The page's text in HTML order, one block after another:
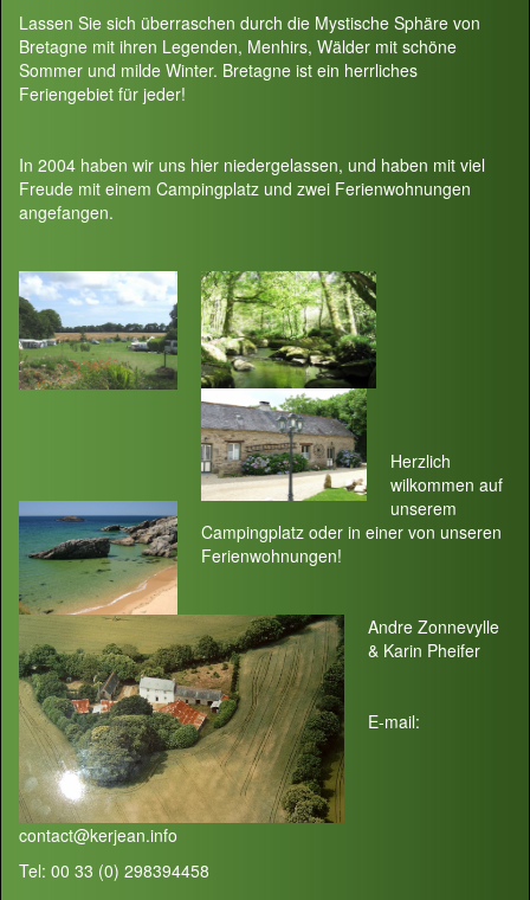
Lassen Sie sich überraschen durch die Mystische Sphäre von
Bretagne mit ihren Legenden, Menhirs, Wälder mit schöne
Sommer und milde Winter. Bretagne ist ein herrliches
Feriengebiet für jeder!
In 2004 haben wir uns hier niedergelassen, und haben mit viel
Freude mit einem Campingplatz und zwei Ferienwohnungen
angefangen.
Herzlich
wilkommen auf
unserem
Campingplatz oder in einer von unseren
Ferienwohnungen!
Andre Zonnevylle
& Karin Pheifer
E-mail:
contact@kerjean.info
Tel: 00 33 (0) 298394458